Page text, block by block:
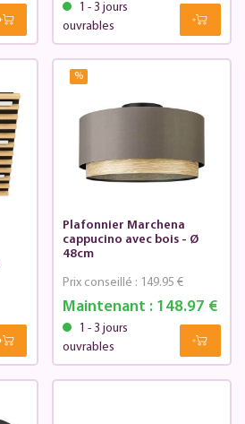
1 - 3 jours
ouvrables
%
Plafonnier Marchena
cappucino avec bois - Ø
48cm
Maintenant : 148.97 €
Prix conseillé : 149.95 €
1 - 3 jours
ouvrables